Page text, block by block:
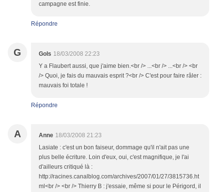
campagne est finie.
Répondre
G Gols 18/03/2008 22:23
Y a Flaubert aussi, que j'aime bien.<br /> ...<br /> ...<br /> <br
/> Quoi, je fais du mauvais esprit ?<br /> C'est pour faire râler :
mauvais foi totale !
Répondre
A Anne 18/03/2008 21:23
Lasiate : c'est un bon faiseur, dommage qu'il n'ait pas une
plus belle écriture. Loin d'eux, oui, c'est magnifique, je l'ai
d'ailleurs critiqué là :
http://racines.canalblog.com/archives/2007/01/27/3815736.ht
ml<br /> <br /> Thierry B : j'essaie, même si pour le Périgord, il